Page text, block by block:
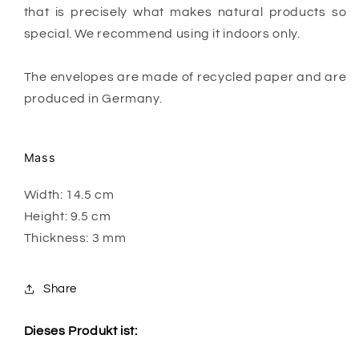
that is precisely what makes natural products so
special. We recommend using it indoors only.
The envelopes are made of recycled paper and are
produced in Germany.
Mass
Width: 14.5 cm
Height: 9.5 cm
Thickness: 3 mm
Share
Dieses Produkt ist: